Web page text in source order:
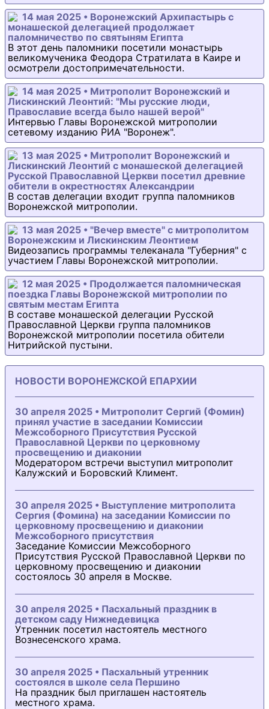
14 мая 2025 • Воронежский Архипастырь с
монашеской делегацией продолжает
паломничество по святыням Египта
В этот день паломники посетили монастырь
великомученика Феодора Стратилата в Каире и
осмотрели достопримечательности.
14 мая 2025 • Митрополит Воронежский и
Лискинский Леонтий: "Мы русские люди,
Православие всегда было нашей верой"
Интервью Главы Воронежской митрополии
сетевому изданию РИА "Воронеж".
13 мая 2025 • Митрополит Воронежский и
Лискинский Леонтий с монашеской делегацией
Русской Православной Церкви посетил древние
обители в окрестностях Александрии
В состав делегации входит группа паломников
Воронежской митрополии.
13 мая 2025 • "Вечер вместе" с митрополитом
Воронежским и Лискинским Леонтием
Видеозапись программы телеканала "Губерния" с
участием Главы Воронежской митрополии.
12 мая 2025 • Продолжается паломническая
поездка Главы Воронежской митрополии по
святым местам Египта
В составе монашеской делегации Русской
Православной Церкви группа паломников
Воронежской митрополии посетила обители
Нитрийской пустыни.
НОВОСТИ ВОРОНЕЖСКОЙ ЕПАРХИИ
30 апреля 2025 • Митрополит Сергий (Фомин)
принял участие в заседании Комиссии
Межсоборного Присутствия Русской
Православной Церкви по церковному
просвещению и диаконии
Модератором встречи выступил митрополит
Калужский и Боровский Климент.
30 апреля 2025 • Выступление митрополита
Сергия (Фомина) на заседании Комиссии по
церковному просвещению и диаконии
Межсоборного присутствия
Заседание Комиссии Межсоборного
Присутствия Русской Православной Церкви по
церковному просвещению и диаконии
состоялось 30 апреля в Москве.
30 апреля 2025 • Пасхальный праздник в
детском саду Нижнедевицка
Утренник посетил настоятель местного
Вознесенского храма.
30 апреля 2025 • Пасхальный утренник
состоялся в школе села Першино
На праздник был приглашен настоятель
местного храма.